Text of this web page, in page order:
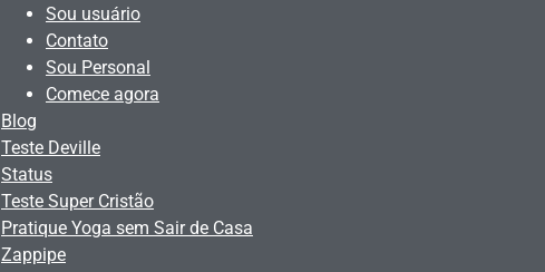
Sou usuário
Contato
Sou Personal
Comece agora
Blog
Teste Deville
Status
Teste Super Cristão
Pratique Yoga sem Sair de Casa
Zappipe